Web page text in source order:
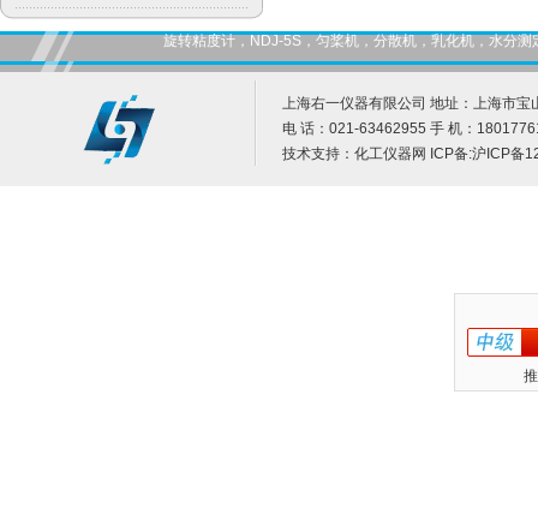
旋转粘度计，NDJ-5S，匀桨机，分散机，乳化机，水分
上海右一仪器有限公司 地址：上海市宝
电 话：021-63462955 手 机：
技术支持： 化工仪器网 ICP备:沪ICP备